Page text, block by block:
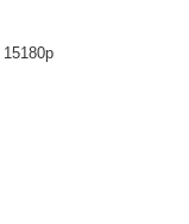
15180p